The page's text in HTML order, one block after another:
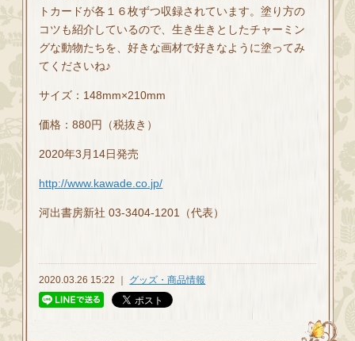
トカードが各１６枚ずつ収録されています。塗り方の
コツも紹介しているので、生き生きとしたチャーミン
グな動物たちを、好きな画材で好きなように塗ってみ
てくださいね♪
サイズ：148mm×210mm
価格：880円（税抜き）
2020年3月14日発売
http://www.kawade.co.jp/
河出書房新社 03-3404-1201（代表）
2020.03.26 15:22 ｜ グッズ・商品情報